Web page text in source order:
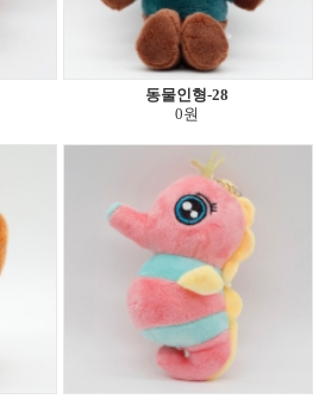
동물인형-28
0원